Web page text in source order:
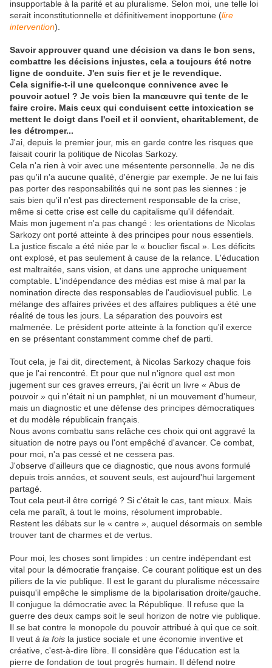
insupportable à la parité et au pluralisme. Selon moi, une telle loi
serait inconstitutionnelle et définitivement inopportune (lire
intervention).
Savoir approuver quand une décision va dans le bon sens,
combattre les décisions injustes, cela a toujours été notre
ligne de conduite. J'en suis fier et je le revendique.
Cela signifie-t-il une quelconque connivence avec le
pouvoir actuel ? Je vois bien la manœuvre qui tente de le
faire croire. Mais ceux qui conduisent cette intoxication se
mettent le doigt dans l'oeil et il convient, charitablement, de
les détromper...
J'ai, depuis le premier jour, mis en garde contre les risques que
faisait courir la politique de Nicolas Sarkozy.
Cela n'a rien à voir avec une mésentente personnelle. Je ne dis
pas qu'il n'a aucune qualité, d'énergie par exemple. Je ne lui fais
pas porter des responsabilités qui ne sont pas les siennes : je
sais bien qu'il n'est pas directement responsable de la crise,
même si cette crise est celle du capitalisme qu'il défendait.
Mais mon jugement n'a pas changé : les orientations de Nicolas
Sarkozy ont porté atteinte à des principes pour nous essentiels.
La justice fiscale a été niée par le « bouclier fiscal ». Les déficits
ont explosé, et pas seulement à cause de la relance. L'éducation
est maltraitée, sans vision, et dans une approche uniquement
comptable. L'indépendance des médias est mise à mal par la
nomination directe des responsables de l'audiovisuel public. Le
mélange des affaires privées et des affaires publiques a été une
réalité de tous les jours. La séparation des pouvoirs est
malmenée. Le président porte atteinte à la fonction qu'il exerce
en se présentant constamment comme chef de parti.
Tout cela, je l'ai dit, directement, à Nicolas Sarkozy chaque fois
que je l'ai rencontré. Et pour que nul n'ignore quel est mon
jugement sur ces graves erreurs, j'ai écrit un livre « Abus de
pouvoir » qui n'était ni un pamphlet, ni un mouvement d'humeur,
mais un diagnostic et une défense des principes démocratiques
et du modèle républicain français.
Nous avons combattu sans relâche ces choix qui ont aggravé la
situation de notre pays ou l'ont empêché d'avancer. Ce combat,
pour moi, n'a pas cessé et ne cessera pas.
J'observe d'ailleurs que ce diagnostic, que nous avons formulé
depuis trois années, et souvent seuls, est aujourd'hui largement
partagé.
Tout cela peut-il être corrigé ? Si c'était le cas, tant mieux. Mais
cela me paraît, à tout le moins, résolument improbable.
Restent les débats sur le « centre », auquel désormais on semble
trouver tant de charmes et de vertus.
Pour moi, les choses sont limpides : un centre indépendant est
vital pour la démocratie française. Ce courant politique est un des
piliers de la vie publique. Il est le garant du pluralisme nécessaire
puisqu'il empêche le simplisme de la bipolarisation droite/gauche.
Il conjugue la démocratie avec la République. Il refuse que la
guerre des deux camps soit le seul horizon de notre vie publique.
Il se bat contre le monopole du pouvoir attribué à qui que ce soit.
Il veut à la fois la justice sociale et une économie inventive et
créative, c'est-à-dire libre. Il considère que l'éducation est la
pierre de fondation de tout progrès humain. Il défend notre